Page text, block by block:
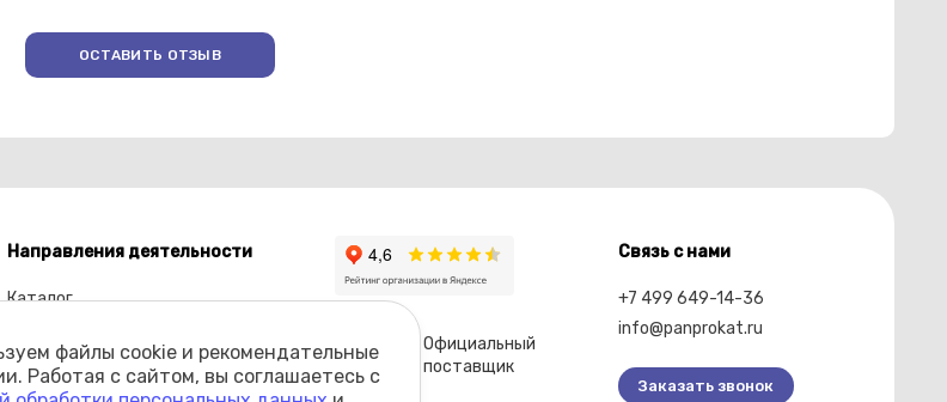
ОСТАВИТЬ ОТЗЫВ
Направления деятельности
Каталог
Официальный
поставщик
Связь с нами
+7 499 649-14-36
info@panprokat.ru
Заказать звонок
файлы cookie и рекомендательные
Работая с сайтом, вы соглашаетесь с